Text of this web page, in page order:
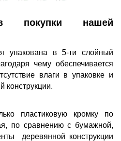
покупки нашей
упакована в 5-ти слойный
чему обеспечивается
влаги в упаковке и
конструкции.
пластиковую кромку по
по сравнению с бумажной,
деревянной конструкции